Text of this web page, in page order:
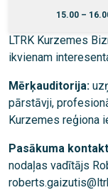
15.00 –
LTRK Kurzemes
ikvienam
Mērķauditorija:
pārstāvji,
Kurzemes reģiona
Pasākuma
nodaļas vadītājs